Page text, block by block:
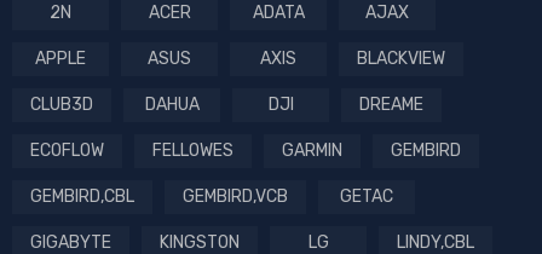
2N ACER ADATA AJAX
APPLE ASUS AXIS BLACKVIEW
CLUB3D DAHUA DJI DREAME
ECOFLOW FELLOWES GARMIN GEMBIRD
GEMBIRD,CBL GEMBIRD,VCB GETAC
GIGABYTE KINGSTON LG LINDY,CBL